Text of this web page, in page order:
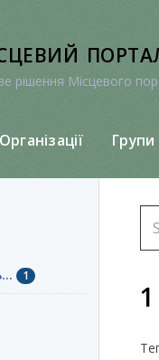
рішення Місцевого
Організації Групи
1